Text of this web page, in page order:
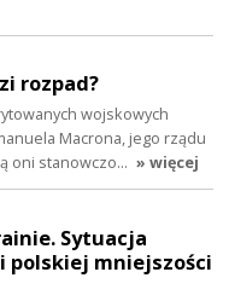
rozpad?
wojskowych
Macrona, jego rządu
oni stanowczo… » więcej
Sytuacja
polskiej mniejszości